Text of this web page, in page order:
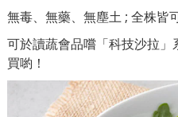
無毒、無藥、無塵土 ; 全株皆
可於讀蔬會品嚐「科技沙拉
買喲！